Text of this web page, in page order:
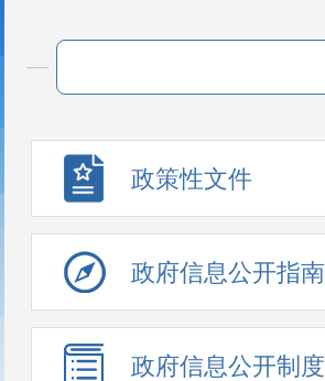
政策性文件
政府信息公开指南
政府信息公开制度